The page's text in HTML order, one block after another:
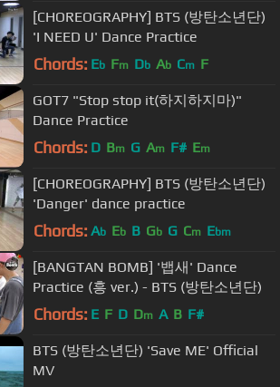
[CHOREOGRAPHY] BTS (방탄소년단)
'I NEED U' Dance Practice
Chords: Eb Fm Db Ab Cm F
GOT7 "Stop stop it(하지하지마)"
Dance Practice
Chords: D Bm G Am F# Em
[CHOREOGRAPHY] BTS (방탄소년단)
'Danger' dance practice
Chords: Ab Eb B Gb G Cm Ebm
[BANGTAN BOMB] '뱁새' Dance
Practice (흥 ver.) - BTS (방탄소년단)
Chords: E F D Dm A B F#
BTS (방탄소년단) 'Save ME' Official
MV